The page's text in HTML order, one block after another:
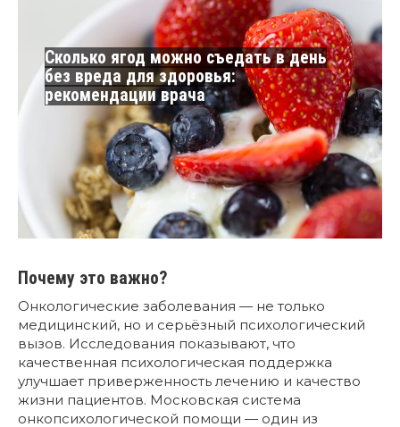
Сколько ягод можно съедать в день
без вреда для здоровья:
рекомендации врача
Почему это важно?
Онкологические заболевания — не только
медицинский, но и серьёзный психологический
вызов. Исследования показывают, что
качественная психологическая поддержка
улучшает приверженность лечению и качество
жизни пациентов. Московская система
онкопсихологической помощи — один из